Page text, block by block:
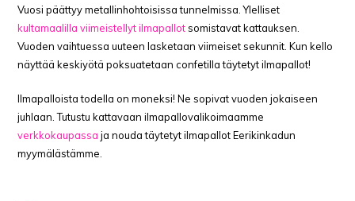
Vuosi päättyy metallinhohtoisissa tunnelmissa. Ylelliset
kultamaalilla viimeistellyt ilmapallotsomistavat kattauksen.
Vuoden vaihtuessa uuteen lasketaan viimeiset sekunnit. Kun kello
näyttää keskiyötä poksuatetaan confetilla täytetyt ilmapallot!
Ilmapalloista todella on moneksi! Ne sopivat vuoden jokaiseen
juhlaan. Tutustu kattavaan ilmapallovalikoimaamme
verkkokaupassa ja nouda täytetyt ilmapallot Eerikinkadun
myymälästämme.